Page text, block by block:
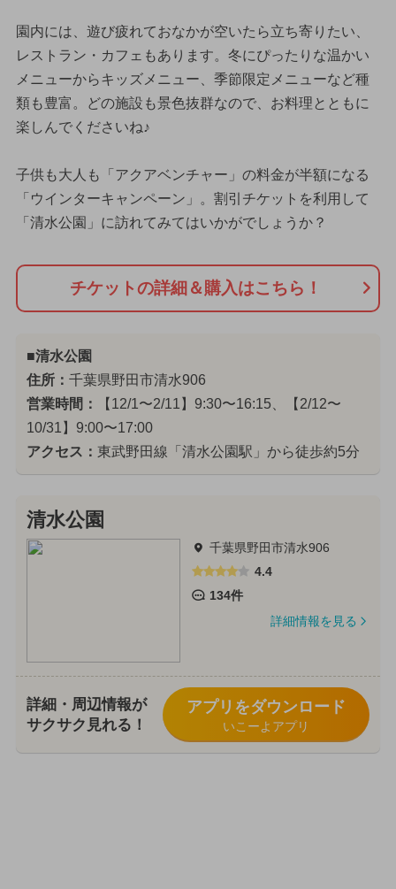
園内には、遊び疲れておなかが空いたら立ち寄りたい、
レストラン・カフェもあります。冬にぴったりな温かい
メニューからキッズメニュー、季節限定メニューなど種
類も豊富。どの施設も景色抜群なので、お料理とともに
楽しんでくださいね♪
子供も大人も「アクアベンチャー」の料金が半額になる
「ウインターキャンペーン」。割引チケットを利用して
「清水公園」に訪れてみてはいかがでしょうか？
チケットの詳細＆購入はこちら！
■清水公園
住所： 千葉県野田市清水906
営業時間：
【12/1〜2/11】9:30〜16:15、【2/12〜
10/31】9:00〜17:00
アクセス： 東武野田線「清水公園駅」から徒歩約5分
清水公園
千葉県野田市清水906
4.4
134件
詳細情報を見る
詳細・周辺情報が
サクサク見れる！
アプリをダウンロード
いこーよアプリ